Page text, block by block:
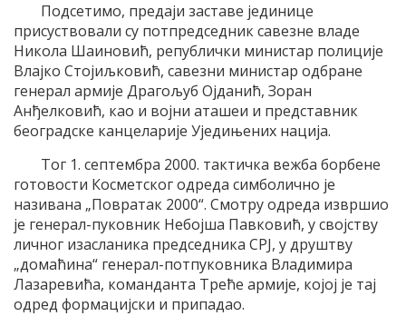
Подсетимо, предаји заставе јединице
присуствовали су потпредседник савезне владе
Никола Шаиновић, републички министар полиције
Влајко Стојиљковић, савезни министар одбране
генерал армије Драгољуб Ојданић, Зоран
Анђелковић, као и војни аташеи и представник
београдске канцеларије Уједињених нација.
Тог 1. септембра 2000. тактичка вежба борбене
готовости Косметског одреда симболично је
називана „Повратак 2000“. Смотру одреда извршио
је генерал-пуковник Небојша Павковић, у својству
личног изасланика председника СРЈ, у друштву
„домаћина“ генерал-потпуковника Владимира
Лазаревића, команданта Треће армије, којој је тај
одред формацијски и припадао.